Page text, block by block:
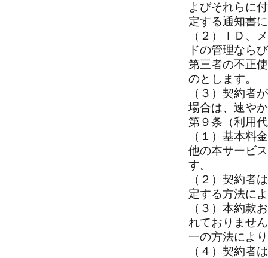
よびそれらに
定する通知書
（２）ＩＤ、
ドの管理なら
第三者の不正
のとします。
（３）契約者
場合は、速や
第９条（利用
（１）基本料
他の本サービ
す。
（２）契約者
定する方法に
（３）本約款
れておりませ
一の方法によ
（４）契約者